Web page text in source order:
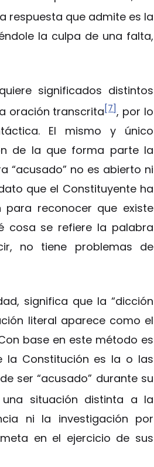
respuesta que admite es la
la culpa de una falta,
significados distintos
oración transcrita[7], por lo
El mismo y único
de la que forma parte la
“acusado” no es abierto ni
que el Constituyente ha
para reconocer que existe
cosa se refiere la palabra
no tiene problemas de
significa que la “dicción
literal aparece como el
base en este método es
la Constitución es la o las
ser “acusado” durante su
situación distinta a la
ni la investigación por
en el ejercicio de sus